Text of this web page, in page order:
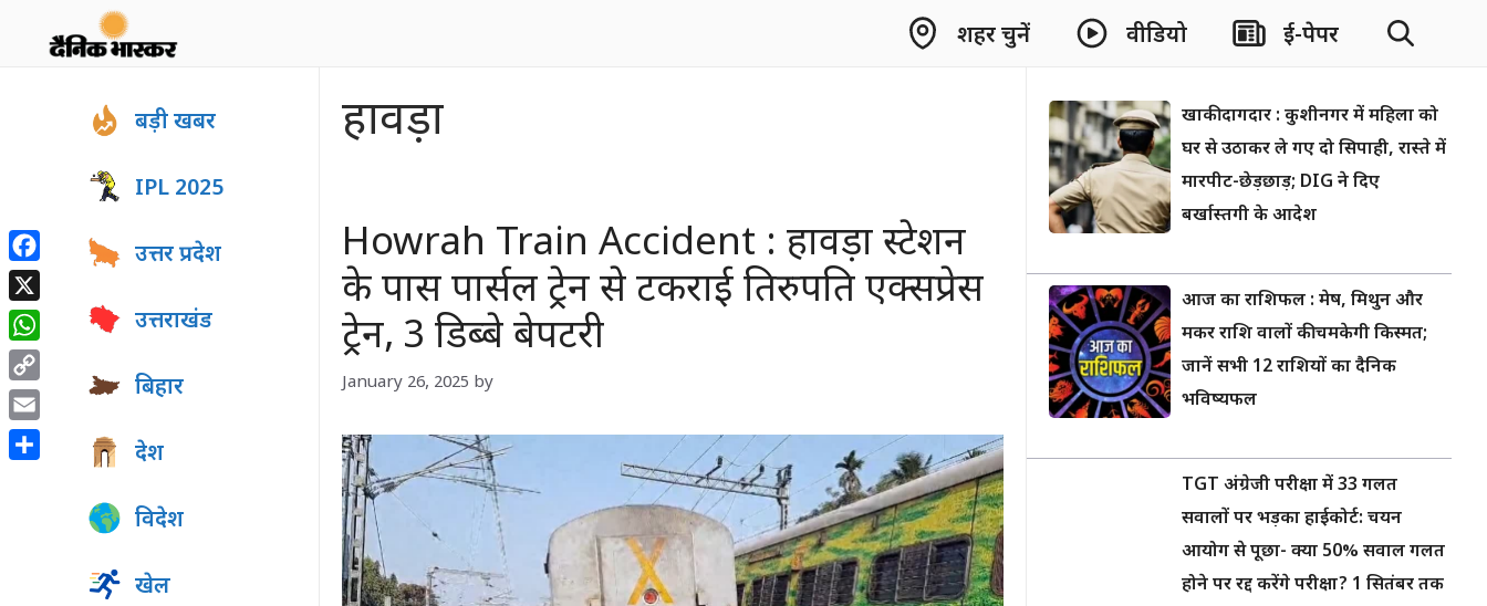
शहर चुनें वीडियो ई-पेपर
हावड़ा
Howrah Train Accident : हावड़ा स्टेशन
के पास पार्सल ट्रेन से टकराई तिरुपति एक्सप्रेस
ट्रेन, 3 डिब्बे बेपटरी
January 26, 2025 by
बड़ी खबर
IPL 2025
उत्तर प्रदेश
उत्तराखंड
बिहार
देश
विदेश
खेल
खाकी दागदार : कुशीनगर में महिला को
घर से उठाकर ले गए दो सिपाही, रास्ते में
मारपीट-छेड़छाड़; DIG ने दिए
बर्खास्तगी के आदेश
आज का राशिफल : मेष, मिथुन और
मकर राशि वालों की चमकेगी किस्मत;
जानें सभी 12 राशियों का दैनिक
भविष्यफल
TGT अंग्रेजी परीक्षा में 33 गलत
सवालों पर भड़का हाईकोर्ट: चयन
आयोग से पूछा- क्या 50% सवाल गलत
होने पर रद्द करेंगे परीक्षा? 1 सितंबर तक
Facebook
X
WhatsApp
Copy
Link
Email